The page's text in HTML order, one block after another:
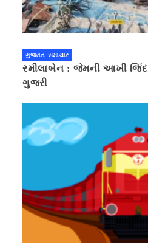
ગુજરાત સમાચાર
રમીલાબેન : જેમની આખી
ગુજરી